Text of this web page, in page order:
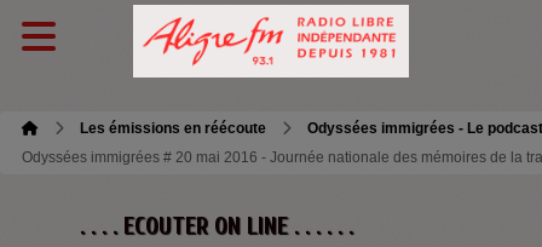
Les émissions en réécoute
Odyssées immigrées - Le podcast
Odyssées immigrées # 20 mai 2016 - Journée nationale des mémoires de la
. . . . ECOUTER ON LINE . . . . . .